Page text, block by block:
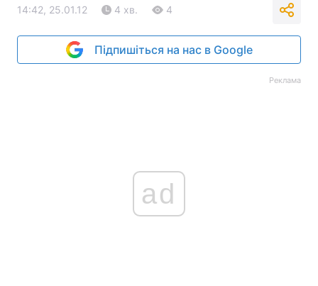
14:42, 25.01.12 4 хв. 4
Підпишіться на нас в Google
Реклама
ad